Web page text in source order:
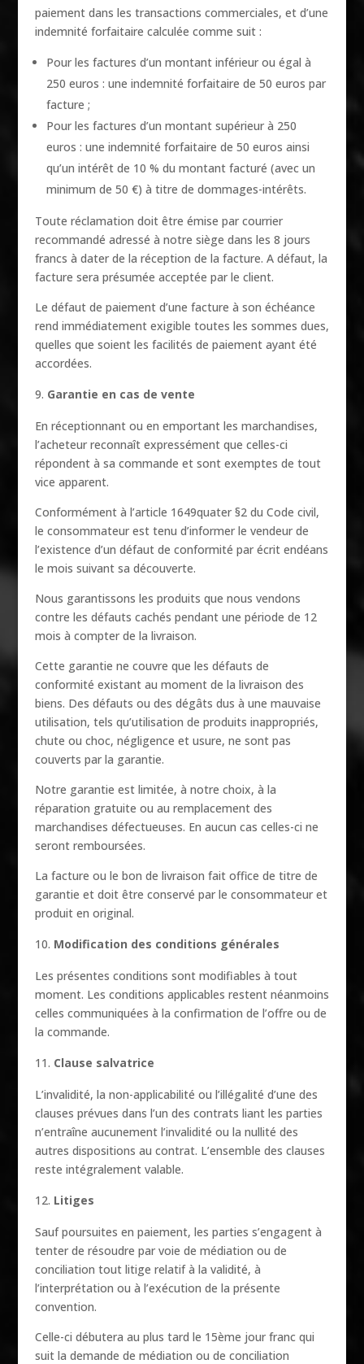
paiement dans les transactions commerciales, et d’une
indemnité forfaitaire calculée comme suit :
Pour les factures d’un montant inférieur ou égal à
250 euros : une indemnité forfaitaire de 50 euros par
facture ;
Pour les factures d’un montant supérieur à 250
euros : une indemnité forfaitaire de 50 euros ainsi
qu’un intérêt de 10 % du montant facturé (avec un
minimum de 50 €) à titre de dommages-intérêts.
Toute réclamation doit être émise par courrier
recommandé adressé à notre siège dans les 8 jours
francs à dater de la réception de la facture. A défaut, la
facture sera présumée acceptée par le client.
Le défaut de paiement d’une facture à son échéance
rend immédiatement exigible toutes les sommes dues,
quelles que soient les facilités de paiement ayant été
accordées.
Garantie en cas de vente
En réceptionnant ou en emportant les marchandises,
l’acheteur reconnaît expressément que celles-ci
répondent à sa commande et sont exemptes de tout
vice apparent.
Conformément à l’article 1649quater §2 du Code civil,
le consommateur est tenu d’informer le vendeur de
l’existence d’un défaut de conformité par écrit endéans
le mois suivant sa découverte.
Nous garantissons les produits que nous vendons
contre les défauts cachés pendant une période de 12
mois à compter de la livraison.
Cette garantie ne couvre que les défauts de
conformité existant au moment de la livraison des
biens. Des défauts ou des dégâts dus à une mauvaise
utilisation, tels qu’utilisation de produits inappropriés,
chute ou choc, négligence et usure, ne sont pas
couverts par la garantie.
Notre garantie est limitée, à notre choix, à la
réparation gratuite ou au remplacement des
marchandises défectueuses. En aucun cas celles-ci ne
seront remboursées.
La facture ou le bon de livraison fait office de titre de
garantie et doit être conservé par le consommateur et
produit en original.
Modification des conditions générales
Les présentes conditions sont modifiables à tout
moment. Les conditions applicables restent néanmoins
celles communiquées à la confirmation de l’offre ou de
la commande.
Clause salvatrice
L’invalidité, la non-applicabilité ou l’illégalité d’une des
clauses prévues dans l’un des contrats liant les parties
n’entraîne aucunement l’invalidité ou la nullité des
autres dispositions au contrat. L’ensemble des clauses
reste intégralement valable.
Litiges
Sauf poursuites en paiement, les parties s’engagent à
tenter de résoudre par voie de médiation ou de
conciliation tout litige relatif à la validité, à
l’interprétation ou à l’exécution de la présente
convention.
Celle-ci débutera au plus tard le 15ème jour franc qui
suit la demande de médiation ou de conciliation